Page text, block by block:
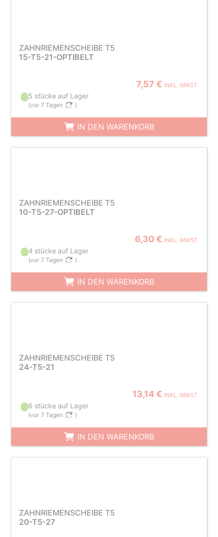
ZAHNRIEMENSCHEIBE T5
15-T5-21-OPTIBELT
7,57 € INKL. MWST.
5 stücke auf Lager
(vor 7 Tagen )
IN DEN WARENKORB
ZAHNRIEMENSCHEIBE T5
10-T5-27-OPTIBELT
6,30 € INKL. MWST.
4 stücke auf Lager
(vor 7 Tagen )
IN DEN WARENKORB
ZAHNRIEMENSCHEIBE T5
24-T5-21
13,14 € INKL. MWST.
6 stücke auf Lager
(vor 7 Tagen )
IN DEN WARENKORB
ZAHNRIEMENSCHEIBE T5
20-T5-27